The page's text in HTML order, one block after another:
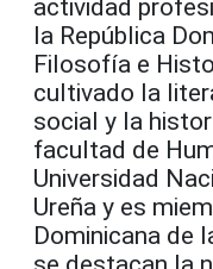
actividad
la República
Filosofía e
cultivado la
social y la
facultad de
Universidad
Ureña y es
Dominicana de